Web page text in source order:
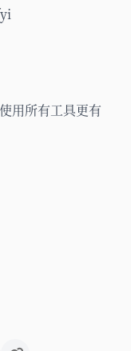
用所有工具更有